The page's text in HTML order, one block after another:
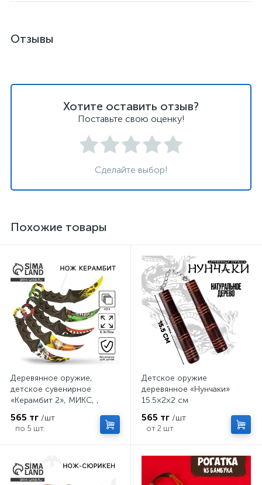
Отзывы
Хотите оставить отзыв?
Поставьте свою оценку!
Сделайте выбор!
Похожие товары
Деревянное оружие,
детское сувенирное
«Керамбит 2», МИКС, ,
565 тг /шт
по 5 шт.
Детское оружие
деревянное «Нунчаки»
15.5×2×2 см
565 тг /шт
от 2 шт.